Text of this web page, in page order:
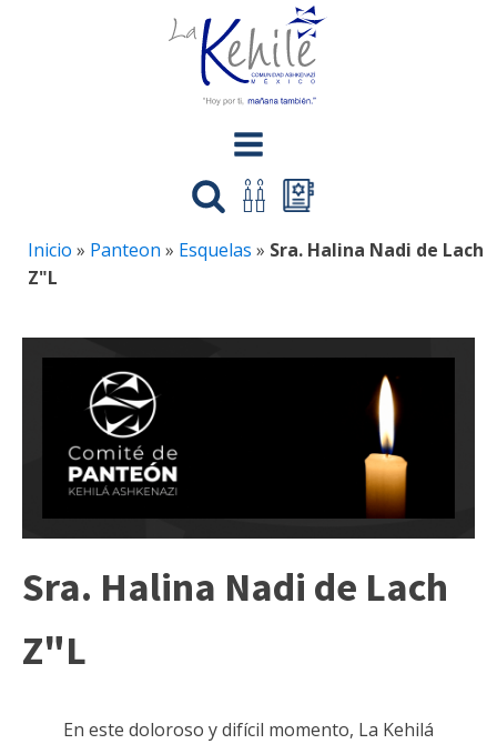
Inicio » Panteon » Esquelas » Sra. Halina Nadi de Lach
Z"L
Sra. Halina Nadi de Lach
Z"L
En este doloroso y difícil momento, La Kehilá